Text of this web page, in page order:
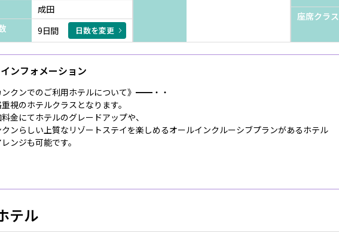
成田
9日間 日数を変更
座席クラス
インフォメーション
クンでのご利用ホテルについて》━━・・
視のホテルクラスとなります。
金にてホテルのグレードアップや、
ンらしい上質なリゾートステイを楽しめるオールインクルーシブプランがあるホテル
ンジも可能です。
テル